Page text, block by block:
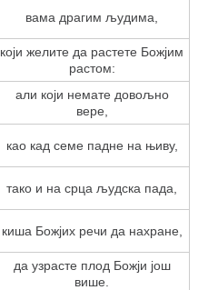
вама драгим људима,
који желите да растете Божјим
растом:
али који немате довољно
вере,
као кад семе падне на њиву,
тако и на срца људска пада,
киша Божјих речи да нахране,
да узрасте плод Божји још
више.